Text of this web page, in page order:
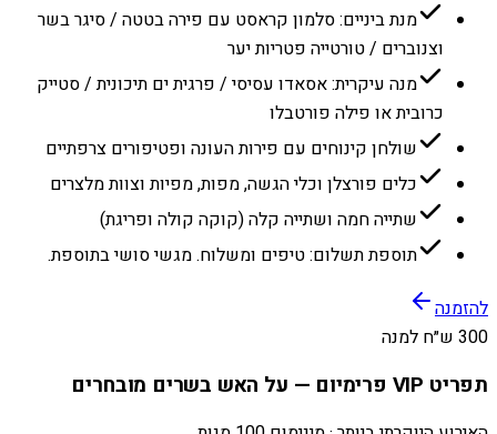
מנת ביניים: סלמון קראסט עם פירה בטטה / סיגר בשר
וצנוברים / טורטייה פטריות יער
מנה עיקרית: אסאדו עסיסי / פרגית ים תיכונית / סטייק
כרובית או פילה פורטבלו
שולחן קינוחים עם פירות העונה ופטיפורים צרפתיים
כלים פורצלן וכלי הגשה, מפות, מפיות וצוות מלצרים
שתייה חמה ושתייה קלה (קוקה קולה ופריגת)
תוספת תשלום: טיפים ומשלוח. מגשי סושי בתוספת.
להזמנה
300 ש״ח למנה
תפריט VIP פרימיום — על האש בשרים מובחרים